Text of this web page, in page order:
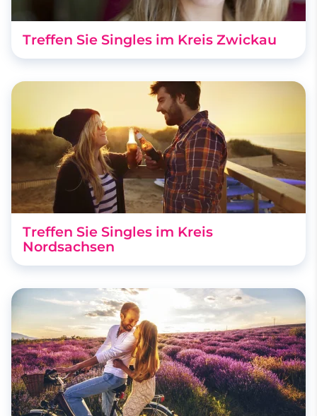
Treffen Sie Singles im Kreis Zwickau
Treffen Sie Singles im Kreis
Nordsachsen